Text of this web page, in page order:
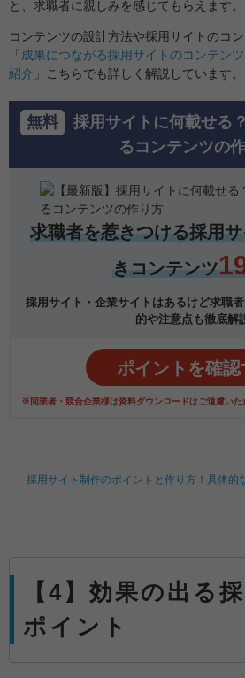
と、求職者に親しみを感じてもらえます。
コンテンツの設計方法や採用サイトのコ
「 成果につながる採用サイトのコンテン
紹介 」こちらでも詳しく解説しています。
無料
採用サイトに何載せる
るコンテンツの
求職者を惹きつける採用
き コンテンツ
採用サイト・企業サイトはあるけど求職
的や注意点も徹底解
ポイントを確認
※同業者・競合企業様は資料ダウンロードはご遠慮いた
採用サイト制作のポイントと作り方！具体的
【4】効果の出る
ポイント